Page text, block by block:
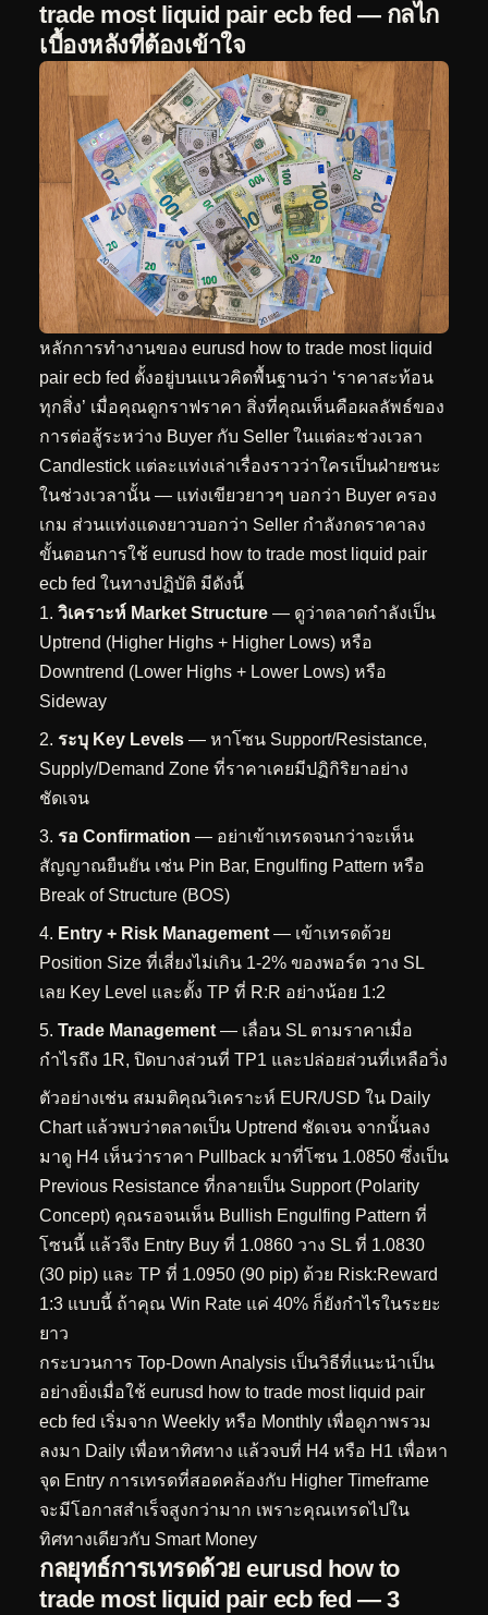
trade most liquid pair ecb fed — กลไก
เบื้องหลังที่ต้องเข้าใจ
หลักการทำงานของ eurusd how to trade most liquid
pair ecb fed ตั้งอยู่บนแนวคิดพื้นฐานว่า ‘ราคาสะท้อน
ทุกสิ่ง’ เมื่อคุณดูกราฟราคา สิ่งที่คุณเห็นคือผลลัพธ์ของ
การต่อสู้ระหว่าง Buyer กับ Seller ในแต่ละช่วงเวลา
Candlestick แต่ละแท่งเล่าเรื่องราวว่าใครเป็นฝ่ายชนะ
ในช่วงเวลานั้น — แท่งเขียวยาวๆ บอกว่า Buyer ครอง
เกม ส่วนแท่งแดงยาวบอกว่า Seller กำลังกดราคาลง
ขั้นตอนการใช้ eurusd how to trade most liquid pair
ecb fed ในทางปฏิบัติ มีดังนี้
วิเคราะห์ Market Structure — ดูว่าตลาดกำลังเป็น
Uptrend (Higher Highs + Higher Lows) หรือ
Downtrend (Lower Highs + Lower Lows) หรือ
Sideway
ระบุ Key Levels — หาโซน Support/Resistance,
Supply/Demand Zone ที่ราคาเคยมีปฏิกิริยาอย่าง
ชัดเจน
รอ Confirmation — อย่าเข้าเทรดจนกว่าจะเห็น
สัญญาณยืนยัน เช่น Pin Bar, Engulfing Pattern หรือ
Break of Structure (BOS)
Entry + Risk Management— เข้าเทรดด้วย
Position Size ที่เสี่ยงไม่เกิน 1-2% ของพอร์ต วาง SL
เลย Key Level และตั้ง TP ที่ R:R อย่างน้อย 1:2
Trade Management— เลื่อน SL ตามราคาเมื่อ
กำไรถึง 1R, ปิดบางส่วนที่ TP1 และปล่อยส่วนที่เหลือวิ่ง
ตัวอย่างเช่น สมมติคุณวิเคราะห์ EUR/USD ใน Daily
Chart แล้วพบว่าตลาดเป็น Uptrend ชัดเจน จากนั้นลง
มาดู H4 เห็นว่าราคา Pullback มาที่โซน 1.0850 ซึ่งเป็น
Previous Resistance ที่กลายเป็น Support (Polarity
Concept) คุณรอจนเห็น Bullish Engulfing Pattern ที่
โซนนี้ แล้วจึง Entry Buy ที่ 1.0860 วาง SL ที่ 1.0830
(30 pip) และ TP ที่ 1.0950 (90 pip) ด้วย Risk:Reward
1:3 แบบนี้ ถ้าคุณ Win Rate แค่ 40% ก็ยังกำไรในระยะ
ยาว
กระบวนการ Top-Down Analysis เป็นวิธีที่แนะนำเป็น
อย่างยิ่งเมื่อใช้ eurusd how to trade most liquid pair
ecb fed เริ่มจาก Weekly หรือ Monthly เพื่อดูภาพรวม
ลงมา Daily เพื่อหาทิศทาง แล้วจบที่ H4 หรือ H1 เพื่อหา
จุด Entry การเทรดที่สอดคล้องกับ Higher Timeframe
จะมีโอกาสสำเร็จสูงกว่ามาก เพราะคุณเทรดไปใน
ทิศทางเดียวกับ Smart Money
กลยุทธ์การเทรดด้วย eurusd how to
trade most liquid pair ecb fed — 3